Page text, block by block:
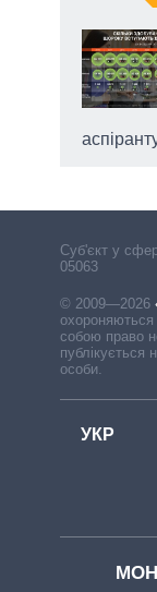
Cуб'єкт у
05063
© 2009—2026
охороняються
собою право
публікується
особи.
УКР